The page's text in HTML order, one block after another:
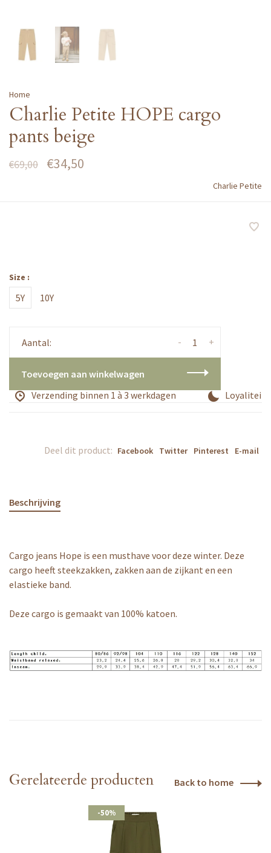
Home
Charlie Petite HOPE cargo
pants beige
€69,00 €34,50
Charlie Petite
Size :
5Y 10Y
Aantal: +
-
Toevoegen aan winkelwagen
Verzending binnen 1 à 3 werkdagen
Deel dit product: Facebook Twitter Pinterest E-mail
Beschrijving
Cargo jeans Hope is een musthave voor deze winter. Deze
cargo heeft steekzakken, zakken aan de zijkant en een
elastieke band.
Deze cargo is gemaakt van 100% katoen.
Gerelateerde producten Back to home
-50%